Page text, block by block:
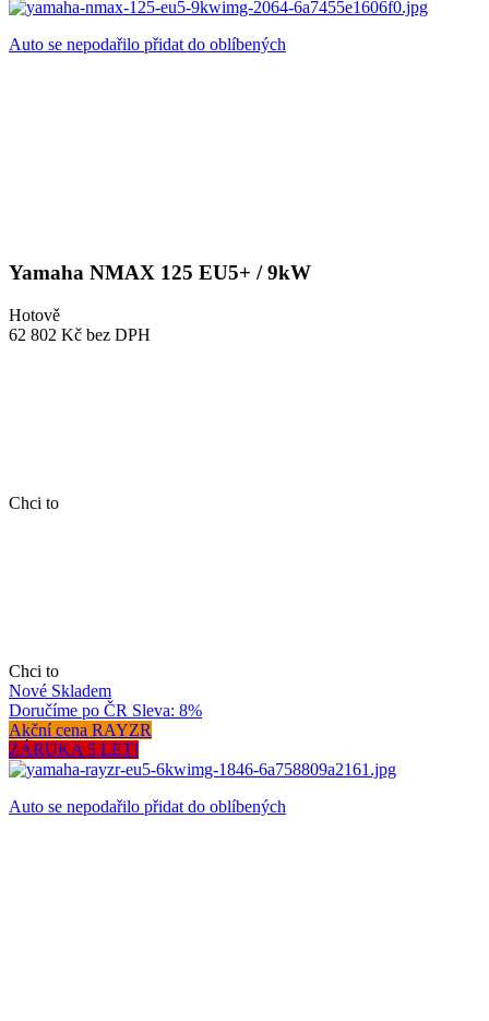
Auto se nepodařilo přidat do oblíbených
Yamaha NMAX 125 EU5+ / 9kW
Hotově
62 802 Kč bez DPH
Chci to
Chci to
Nové Skladem
Doručíme po ČR Sleva: 8%
Akční cena RAYZR
ZÁRUKA 5 LET!
Auto se nepodařilo přidat do oblíbených